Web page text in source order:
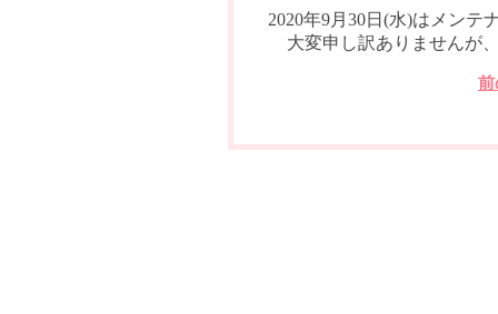
2020年9月30日(水)はメンテ
大変申し訳ありませんが
前